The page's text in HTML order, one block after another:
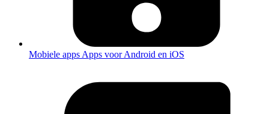
Mobiele apps Apps voor Android en iOS